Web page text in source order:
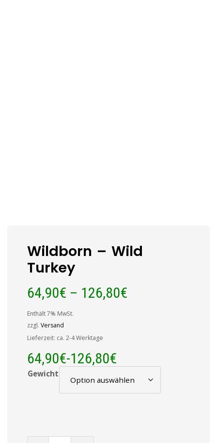
Wildborn – Wild
Turkey
64,90€ – 126,80€
Enthält 7% MwSt.
zzgl. Versand
Lieferzeit: ca. 2-4 Werktage
64,90€-126,80€
Gewicht